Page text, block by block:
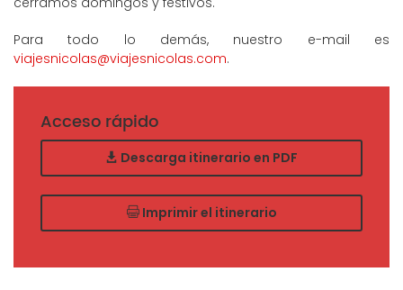
Para todo lo demás, nuestro e-mail es
viajesnicolas@viajesnicolas.com.
Acceso rápido
Descarga itinerario en PDF
Imprimir el itinerario